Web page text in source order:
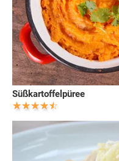
Süßkartoffelpüree